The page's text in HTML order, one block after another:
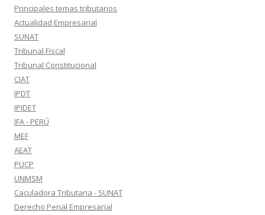
Principales temas tributarios
Actualidad Empresarial
SUNAT
Tribunal Fiscal
Tribunal Constitucional
CIAT
IPDT
IPIDET
IFA - PERÚ
MEF
AEAT
PUCP
UNMSM
Caculadora Tributaria - SUNAT
Derecho Penal Empresarial